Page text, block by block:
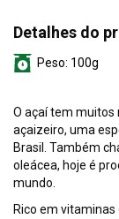
Detalhes do
Peso: 100g
O açaí tem muitos
açaizeiro, uma
Brasil. Também
oleácea, hoje é
mundo.
Rico em